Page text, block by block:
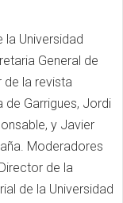
la Universidad
General de
de la revista
de Garrigues, Jordi
y Javier
Moderadores
de la
de la Universidad